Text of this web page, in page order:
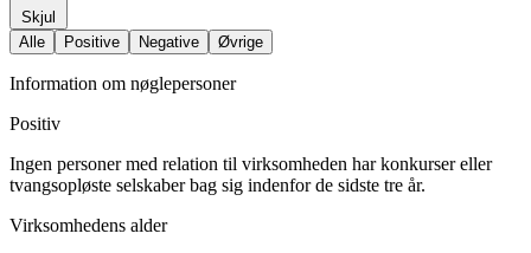
Skjul
Alle
Positive Negative Øvrige
Information om nøglepersoner
Positiv
Ingen personer med relation til virksomheden har konkurser eller
tvangsopløste selskaber bag sig indenfor de sidste tre år.
Virksomhedens alder